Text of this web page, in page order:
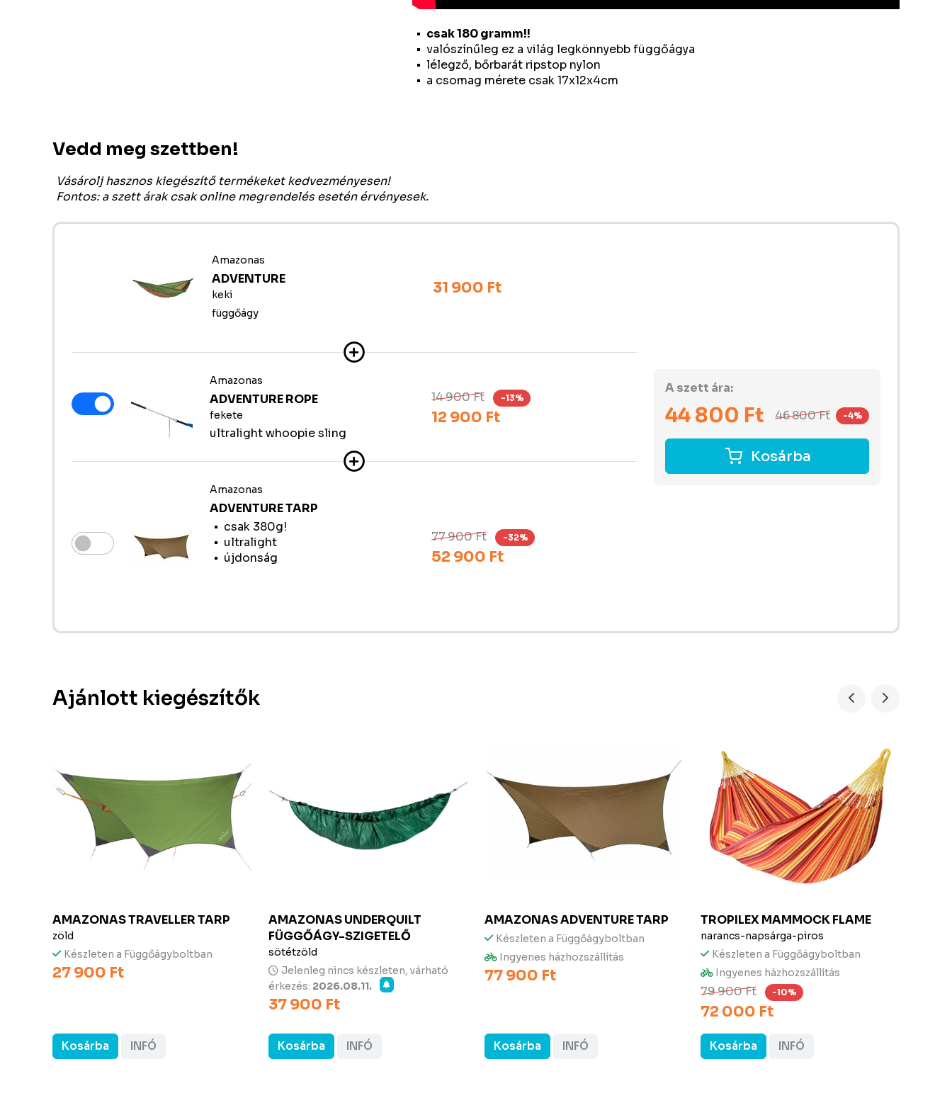
csak 180 gramm!!
valószínűleg ez a világ legkönnyebb függőágya
lélegző, bőrbarát ripstop nylon
a csomag mérete csak 17x12x4cm
Vedd meg szettben!
Vásárolj hasznos kiegészítő termékeket kedvezményesen!
Fontos: a szett árak csak online megrendelés esetén érvényesek.
Amazonas
ADVENTURE
keki
függőágy
31 900 Ft
Amazonas
ADVENTURE ROPE
fekete
ultralight whoopie sling
14 900 Ft -13%
12 900 Ft
Amazonas
ADVENTURE TARP
csak 380g!
ultralight
újdonság
77 900 Ft -32%
52 900 Ft
A szett ára:
44 800 Ft 46 800Ft -4%
Kosárba
Ajánlott kiegészítők
AMAZONASTRAVELLER TARP
zöld
Készleten a Függőágyboltban
27 900 Ft
Kosárba INFÓ
AMAZONASUNDERQUILT
FÜGGŐÁGY-SZIGETELŐ
sötétzöld
Jelenleg nincs készleten, várható
érkezés: 2026.08.11.
37 900 Ft
Kosárba INFÓ
AMAZONASADVENTURE TARP
Készleten a Függőágyboltban
Ingyenes házhozszállítás
77 900 Ft
Kosárba INFÓ
TROPILEXMAMMOCK FLAME
narancs-napsárga-piros
Készleten a Függőágyboltban
Ingyenes házhozszállítás
79 900 Ft -10%
72 000 Ft
Kosárba INFÓ